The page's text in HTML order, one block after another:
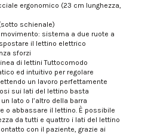
ergonomico (23 cm lunghezza,
schienale)
sistema a due ruote a
il lettino elettrico
sforzi
di lettini Tuttocomodo
ed intuitivo per regolare
un lavoro perfettamente
sui lati del lettino basta
lato o l’altro della barra
o abbassare il lettino. È possibile
da tutti e quattro i lati del lettino
con il paziente, grazie ai